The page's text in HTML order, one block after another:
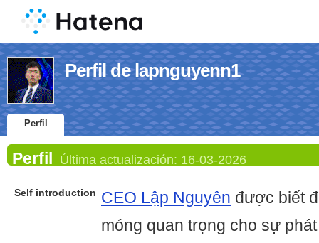
Perfil de lapnguyenn1
Perfil
Perfil Última actualización: 16-03-2026
Self introduction CEO Lập Nguyên được biết
móng quan trọng cho sự